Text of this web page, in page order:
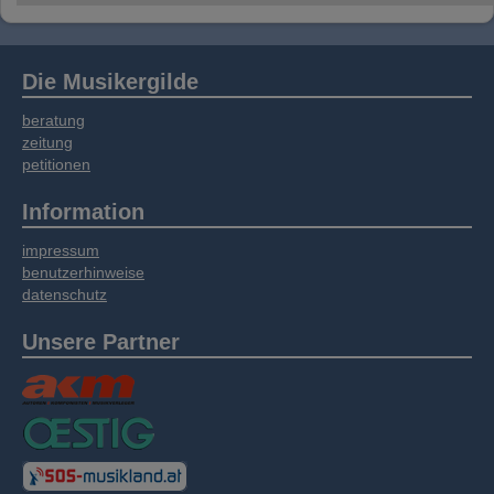
Die Musikergilde
beratung
zeitung
petitionen
Information
impressum
benutzerhinweise
datenschutz
Unsere Partner